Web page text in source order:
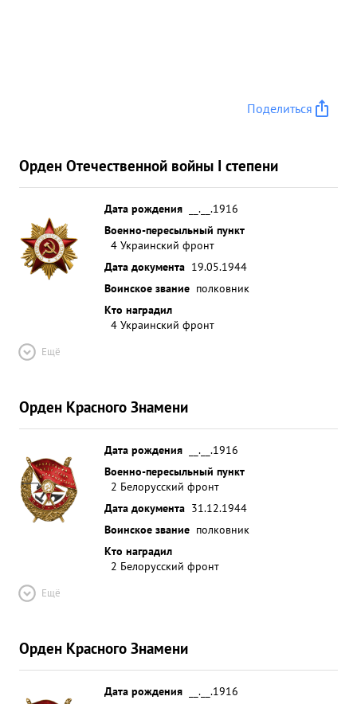
Поделиться
Орден Отечественной войны I степени
Дата рождения
__.__.1916
Военно-пересыльный пункт
4 Украинский фронт
Дата документа 19.05.1944
Воинское звание полковник
Кто наградил
4 Украинский фронт
Ещё
Орден Красного Знамени
Дата рождения
__.__.1916
Военно-пересыльный пункт
2 Белорусский фронт
Дата документа 31.12.1944
Воинское звание полковник
Кто наградил
2 Белорусский фронт
Ещё
Орден Красного Знамени
Дата рождения
__.__.1916